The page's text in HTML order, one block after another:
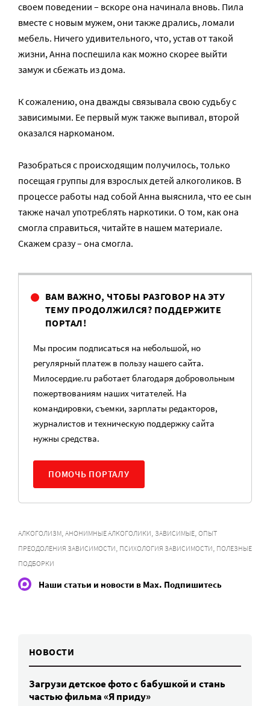
своем поведении – вскоре она начинала вновь. Пила
вместе с новым мужем, они также дрались, ломали
мебель. Ничего удивительного, что, устав от такой
жизни, Анна поспешила как можно скорее выйти
замуж и сбежать из дома.
К сожалению, она дважды связывала свою судьбу с
зависимыми. Ее первый муж также выпивал, второй
оказался наркоманом.
Разобраться с происходящим получилось, только
посещая группы для взрослых детей алкоголиков. В
процессе работы над собой Анна выяснила, что ее сын
также начал употреблять наркотики. О том, как она
смогла справиться, читайте в нашем материале.
Скажем сразу – она смогла.
ВАМ ВАЖНО, ЧТОБЫ РАЗГОВОР НА ЭТУ
ТЕМУ ПРОДОЛЖИЛСЯ? ПОДДЕРЖИТЕ
ПОРТАЛ!
Мы просим подписаться на небольшой, но
регулярный платеж в пользу нашего сайта.
Милосердие.ru работает благодаря добровольным
пожертвованиям наших читателей. На
командировки, съемки, зарплаты редакторов,
журналистов и техническую поддержку сайта
нужны средства.
ПОМОЧЬ ПОРТАЛУ
АЛКОГОЛИЗМ, АНОНИМНЫЕ АЛКОГОЛИКИ, ЗАВИСИМЫЕ, ОПЫТ
ПРЕОДОЛЕНИЯ ЗАВИСИМОСТИ, ПСИХОЛОГИЯ ЗАВИСИМОСТИ, ПОЛЕЗНЫЕ
ПОДБОРКИ
Наши статьи и новости в Max. Подпишитесь
НОВОСТИ
Загрузи детское фото с бабушкой и стань
частью фильма «Я приду»